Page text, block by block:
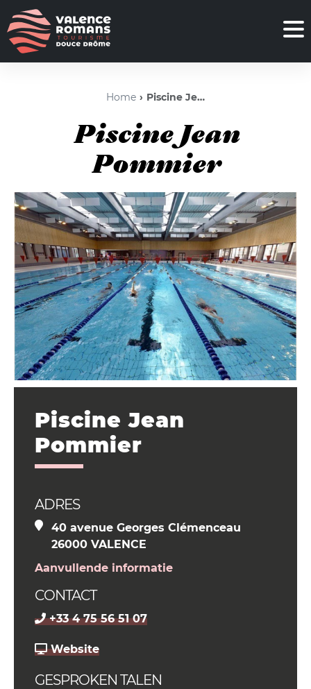
Home Piscine Jean Pommier
Piscine Jean
Pommier
Piscine Jean
Pommier
ADRES
40 avenue Georges Clémenceau
26000 VALENCE
Aanvullende informatie
CONTACT
+33 4 75 56 51 07
Website
GESPROKEN TALEN